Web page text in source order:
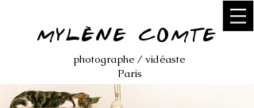
MYLÈNE COMTE
photographe / vidéaste
Paris